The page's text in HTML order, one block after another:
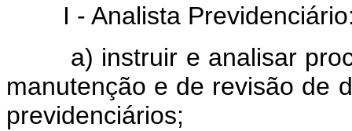
I - Analista
a) instruir e analisar
manutenção e de revisão de
previdenciários;